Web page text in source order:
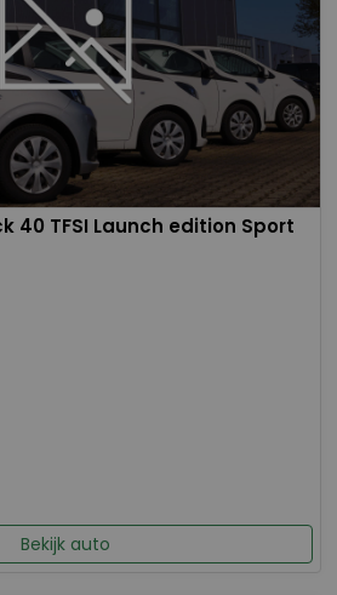
40 TFSI Launch edition Sport
Bekijk auto